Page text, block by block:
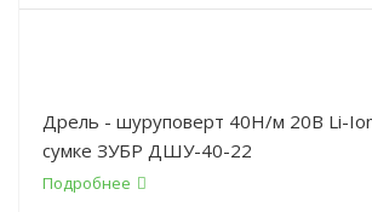
Дрель - шуруповерт 40Н/м 20В Li-
сумке ЗУБР ДШУ-40-22
Подробнее